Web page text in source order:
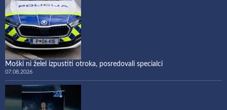
Moški ni želel izpustiti otroka, posredovali specialci
07.08.2026